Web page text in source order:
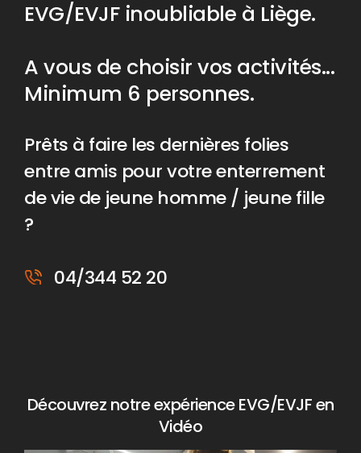
EVG/EVJF inoubliable à Liège.
A vous de choisir vos activités...
Minimum 6 personnes.
Prêts à faire les dernières folies
entre amis pour votre enterrement
de vie de jeune homme / jeune fille
?
04/344 52 20
Découvrez notre expérience EVG/EVJF en
Vidéo